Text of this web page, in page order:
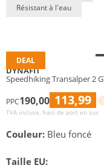
DEAL
Résistant à l'eau
DYNAFIT
Speedhiking Transalper 2
PPC190,00 113,99
TVA incluse, frais de port en sus
Couleur: Bleu foncé
Taille EU: